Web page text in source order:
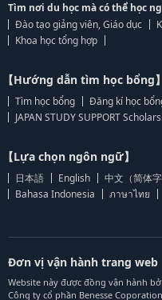
Tìm nơi du học mà có thể học
Đào tạo giảng viên, Giáo dục
Khoa học tổng hợp
【Hướng dẫn tìm học bổng】
Tìm học bổng
Đăng kí học
JAPAN STUDY SUPPORT
【Lựa chọn ngôn ngữ】
日本語 English 中文（简体字
Bahasa Indonesia
ภาษาไทย
Đơn vị vận hành trang web
Website này được đồng vận hành
Công ty cổ phần Benesse